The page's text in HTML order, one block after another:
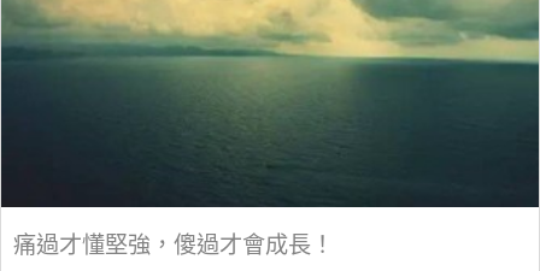
痛過才懂堅強，傻過才會成長！